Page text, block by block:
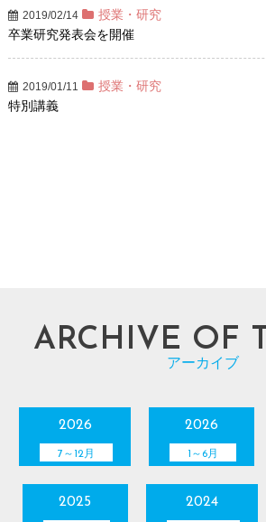
2019/02/14
授業・研究
卒業研究発表会を開催
2019/01/11
授業・研究
特別講義
ARCHIVE OF
アーカイブ
2026
7～12月
2026
1～6月
2025 2024